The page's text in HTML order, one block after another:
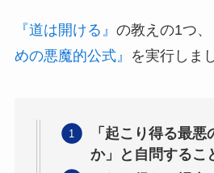
『道は開ける』 の教えの1つ、
めの悪魔的公式』
を実行しま
「起こり得る最
か」と自問するこ